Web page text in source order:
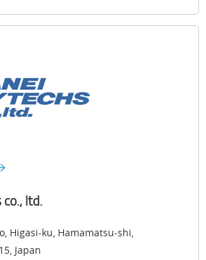
co., ltd.
Higasi-ku, Hamamatsu-shi,
Japan